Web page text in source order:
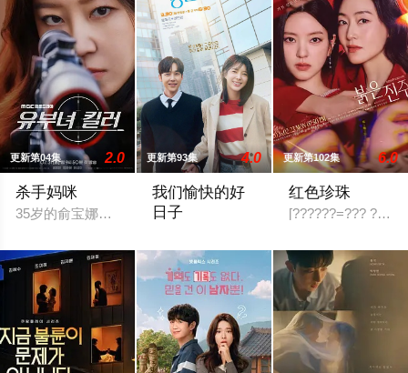
更新第04集 2.0
杀手妈咪
35岁的俞宝娜过着相夫教子的普通生活。表面上她看起来温顺和
更新第93集 4.0
我们愉快的好
日子
更新第102集 6.0
红色珍珠
[??????=??? ??]